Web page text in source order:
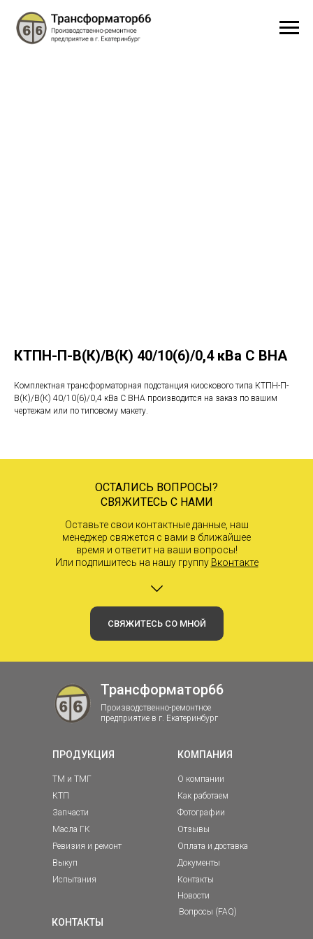
КТПН-П-В(К)/В(К) 40/10(6)/0,4 кВа С ВНА
Комплектная трансформаторная подстанция киоскового типа КТПН-П-
В(К)/В(К) 40/10(6)/0,4 кВа С ВНА производится на заказ по вашим
чертежам или по типовому макету.
ОСТАЛИСЬ ВОПРОСЫ?
СВЯЖИТЕСЬ С НАМИ
Оставьте свои контактные данные, наш
менеджер свяжется с вами в ближайшее
время и ответит на ваши вопросы!
Или подпишитесь на нашу группу Вконтакте
СВЯЖИТЕСЬ СО МНОЙ
Трансформатор66
Производственно-ремонтное
предприятие в г. Екатеринбург
ПРОДУКЦИЯ КОМПАНИЯ
КОНТАКТЫ
О компании
Как работаем
Фотографии
Отзывы
Оплата и доставка
Документы
Контакты
ТМ и ТМГ
КТП
Запчасти
Масла ГК
Ревизия и ремонт
Выкуп
Испытания
Новости
Вопросы (FAQ)